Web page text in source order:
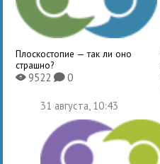
Плоскостопие — так ли оно
страшно?
X9522K0
31 августа, 10:43